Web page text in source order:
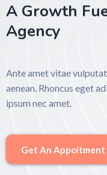
A Growth
Agency
Ante amet vitae
aenean. Rhoncus eget
ipsum nec amet.
Get An Appoitment